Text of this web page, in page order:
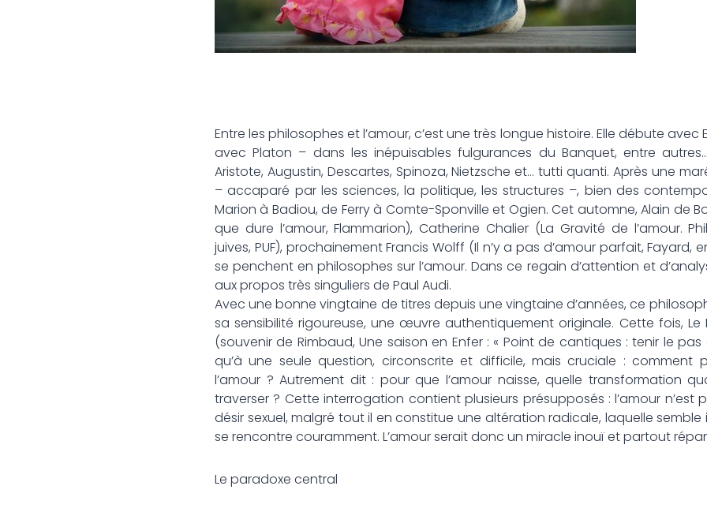
Entre les philosophes et l’amour, c’est une très longue histoire. Elle débute
avec Platon – dans les inépuisables fulgurances du Banquet, entre
Aristote, Augustin, Descartes, Spinoza, Nietzsche et… tutti quanti. Après une
– accaparé par les sciences, la politique, les structures –, bien des
Marion à Badiou, de Ferry à Comte-Sponville et Ogien. Cet automne, Alain de
que dure l’amour, Flammarion), Catherine Chalier (La Gravité de l’amour.
juives, PUF), prochainement Francis Wolff (Il n’y a pas d’amour parfait, Fayard,
se penchent en philosophes sur l’amour. Dans ce regain d’attention et
aux propos très singuliers de Paul Audi.
Avec une bonne vingtaine de titres depuis une vingtaine d’années, ce
sa sensibilité rigoureuse, une œuvre authentiquement originale. Cette fois, Le
(souvenir de Rimbaud, Une saison en Enfer : « Point de cantiques : tenir le
qu’à une seule question, circonscrite et difficile, mais cruciale : comment
l’amour ? Autrement dit : pour que l’amour naisse, quelle transformation
traverser ? Cette interrogation contient plusieurs présupposés : l’amour n’est
désir sexuel, malgré tout il en constitue une altération radicale, laquelle
se rencontre couramment. L’amour serait donc un miracle inouï et partout
Le paradoxe central